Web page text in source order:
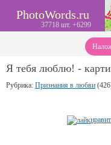
PhotoWords.ru
37718 шт. +6299
Я тебя люблю! -
Рубрика: Признания в любви